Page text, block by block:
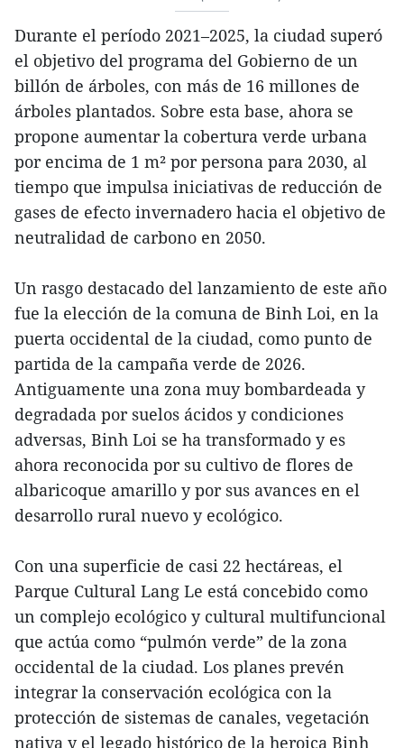
Durante el período 2021–2025, la ciudad superó
el objetivo del programa del Gobierno de un
billón de árboles, con más de 16 millones de
árboles plantados. Sobre esta base, ahora se
propone aumentar la cobertura verde urbana
por encima de 1 m² por persona para 2030, al
tiempo que impulsa iniciativas de reducción de
gases de efecto invernadero hacia el objetivo de
neutralidad de carbono en 2050.
Un rasgo destacado del lanzamiento de este año
fue la elección de la comuna de Binh Loi, en la
puerta occidental de la ciudad, como punto de
partida de la campaña verde de 2026.
Antiguamente una zona muy bombardeada y
degradada por suelos ácidos y condiciones
adversas, Binh Loi se ha transformado y es
ahora reconocida por su cultivo de flores de
albaricoque amarillo y por sus avances en el
desarrollo rural nuevo y ecológico.
Con una superficie de casi 22 hectáreas, el
Parque Cultural Lang Le está concebido como
un complejo ecológico y cultural multifuncional
que actúa como “pulmón verde” de la zona
occidental de la ciudad. Los planes prevén
integrar la conservación ecológica con la
protección de sistemas de canales, vegetación
nativa y el legado histórico de la heroica Binh